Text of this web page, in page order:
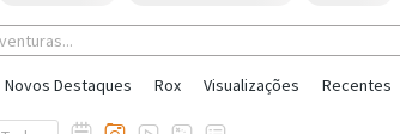
Novos Destaques Rox Visualizações Recentes